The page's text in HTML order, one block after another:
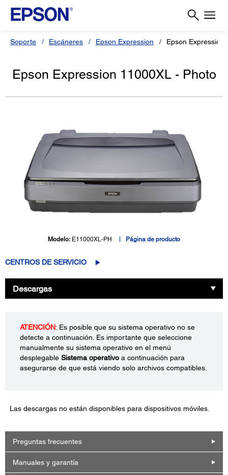
Soporte Escáneres Epson Expression Epson Expression
Epson Expression 11000XL - Photo
Modelo: E11000XL-PH Página de producto
CENTROS DE SERVICIO
Descargas
ATENCIÓN: Es posible que su sistema operativo no se
detecte a continuación. Es importante que seleccione
manualmente su sistema operativo en el menú
desplegable Sistema operativo a continuación para
asegurarse de que está viendo solo archivos compatibles.
Las descargas no están disponibles para dispositivos móviles.
Preguntas frecuentes
Manuales y garantía